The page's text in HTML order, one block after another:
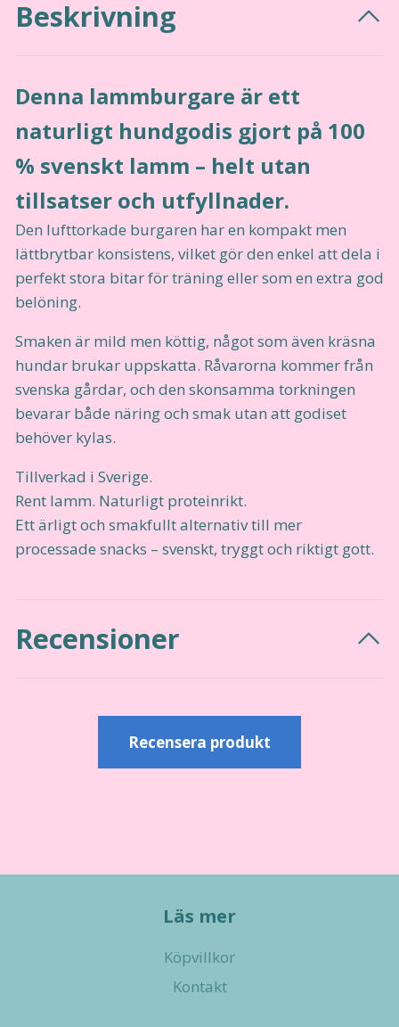
Beskrivning
Denna lammburgare är ett
naturligt hundgodis gjort på 100
% svenskt lamm – helt utan
tillsatser och utfyllnader.
Den lufttorkade burgaren har en kompakt men
lättbrytbar konsistens, vilket gör den enkel att dela i
perfekt stora bitar för träning eller som en extra god
belöning.
Smaken är mild men köttig, något som även kräsna
hundar brukar uppskatta. Råvarorna kommer från
svenska gårdar, och den skonsamma torkningen
bevarar både näring och smak utan att godiset
behöver kylas.
Tillverkad i Sverige.
Rent lamm. Naturligt proteinrikt.
Ett ärligt och smakfullt alternativ till mer
processade snacks – svenskt, tryggt och riktigt gott.
Recensioner
Recensera produkt
Läs mer
Köpvillkor
Kontakt